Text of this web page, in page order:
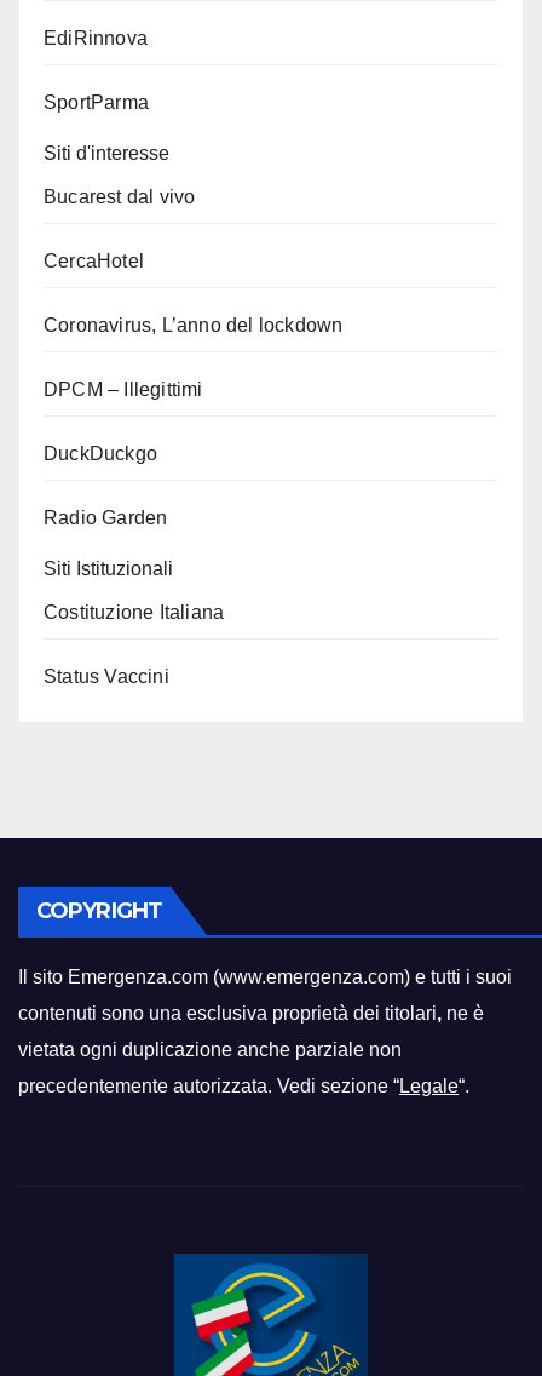
EdiRinnova
SportParma
Siti d'interesse
Bucarest dal vivo
CercaHotel
Coronavirus, L’anno del lockdown
DPCM – Illegittimi
DuckDuckgo
Radio Garden
Siti Istituzionali
Costituzione Italiana
Status Vaccini
COPYRIGHT
Il sito Emergenza.com (www.emergenza.com) e tutti i suoi
contenuti sono una esclusiva proprietà dei titolari, ne è
vietata ogni duplicazione anche parziale non
precedentemente autorizzata. Vedi sezione “Legale“.